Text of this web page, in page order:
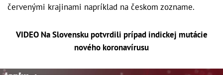
červenými krajinami napríklad na českom zozname.
VIDEO Na Slovensku potvrdili prípad indickej mutácie
nového koronavírusu​